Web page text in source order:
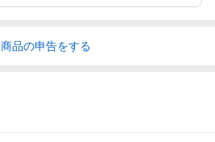
商品の申告をする